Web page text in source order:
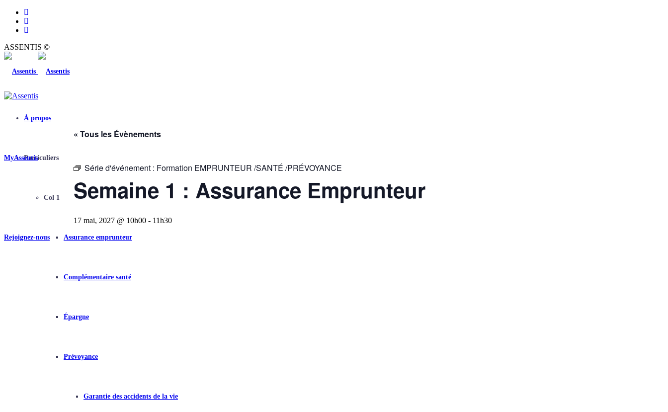
ASSENTIS ©
À propos
Particuliers
Col 1
Assurance emprunteur
Complémentaire santé
Épargne
Prévoyance
Garantie des accidents de la vie
MyAssentis
Rejoignez-nous
« Tous les Évènements
Série d'événement : Formation EMPRUNTEUR /SANTÉ /PRÉVOYANCE
Semaine 1 : Assurance Emprunteur
17 mai, 2027 @ 10h00 - 11h30